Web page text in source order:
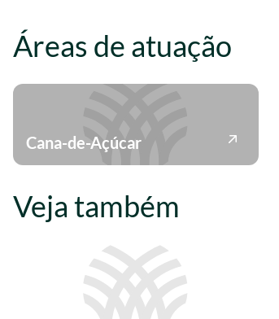
Áreas de atuação
Cana-de-Açúcar
Veja também